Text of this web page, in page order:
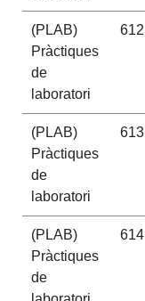
(PLAB)
Pràctiques
de
laboratori
612
(PLAB)
Pràctiques
de
laboratori
613
(PLAB)
Pràctiques
de
614